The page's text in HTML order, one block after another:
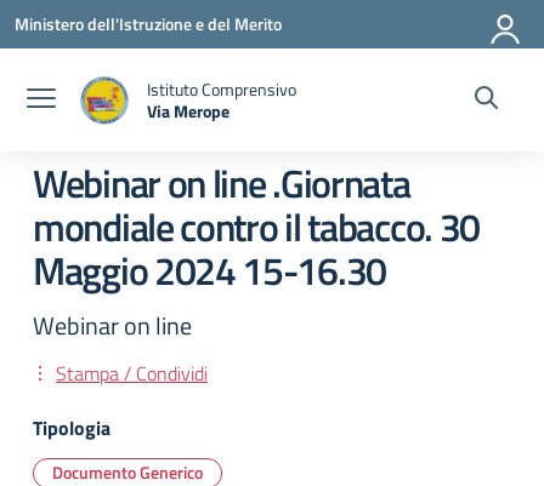
Vai ai contenuti
Vai al menu di navigazione
Vai al footer
Ministero dell'Istruzione e del Merito
Istituto Comprensivo
Via Merope
Webinar on line .Giornata
mondiale contro il tabacco. 30
Maggio 2024 15-16.30
Webinar on line
Stampa / Condividi
Tipologia
Documento Generico